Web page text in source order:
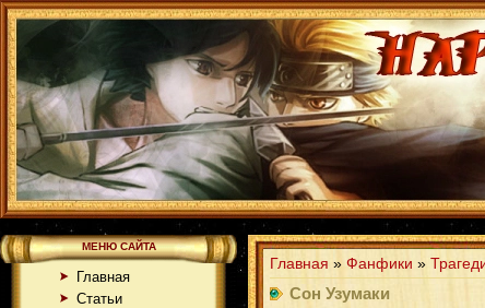
МЕНЮ САЙТА
Главная
Статьи
Главная » Фанфики »
Сон Узумаки